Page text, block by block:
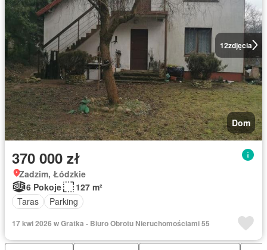
12zdjęcia
Dom
370 000 zł
Zadzim, Łódzkie
6 Pokoje
127 m²
Taras
Parking
17 kwi 2026 w Gratka - Biuro Obrotu Nieruchomościami 55